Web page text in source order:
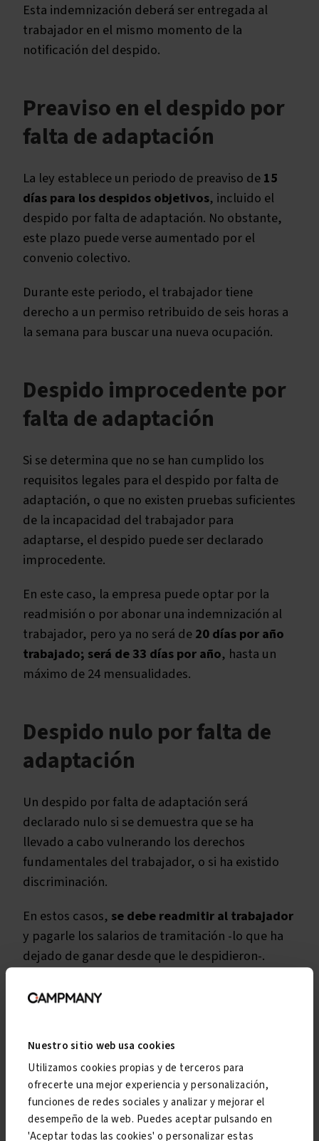
Nuestro sitio web usa cookies
Utilizamos cookies propias y de terceros para
ofrecerte una mejor experiencia y personalización,
funciones de redes sociales y analizar y mejorar el
desempeño de la web. Puedes aceptar pulsando en
'Aceptar todas las cookies' o personalizar estas
Esta indemnización deberá ser entregada al
trabajador en el mismo momento de la
notificación del despido.
Preaviso en el despido por
falta de adaptación
La ley establece un periodo de preaviso de15
días para los despidos objetivos, incluido el
despido por falta de adaptación. No obstante,
este plazo puede verse aumentado por el
convenio colectivo.
Durante este periodo, el trabajador tiene
derecho a un permiso retribuido de seis horas a
la semana para buscar una nueva ocupación.
Despido improcedente por
falta de adaptación
Si se determina que no se han cumplido los
requisitos legales para el despido por falta de
adaptación, o que no existen pruebas suficientes
de la incapacidad del trabajador para
adaptarse, el despido puede ser declarado
improcedente.
En este caso, la empresa puede optar por la
readmisión o por abonar una indemnización al
trabajador, pero ya no será de20 días por año
trabajado; será de 33 días por año, hasta un
máximo de 24 mensualidades.
Despido nulo por falta de
adaptación
Un despido por falta de adaptación será
declarado nulo si se demuestra que se ha
llevado a cabo vulnerando los derechos
fundamentales del trabajador, o si ha existido
discriminación.
En estos casos, se debe readmitir al trabajador
y pagarle los salarios de tramitación -lo que ha
dejado de ganar desde que le despidieron-.
Ejemplos de despido por
falta de adaptación
Caso de innovación tecnológica: un
empleado que trabajaba eficientemente
con un sistema operativo específico no